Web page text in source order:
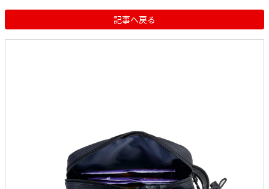
記事へ戻る